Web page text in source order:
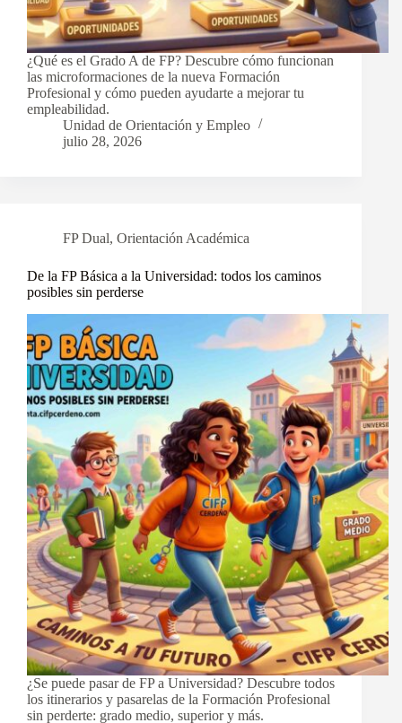
¿Qué es el Grado A de FP? Descubre cómo funcionan
las microformaciones de la nueva Formación
Profesional y cómo pueden ayudarte a mejorar tu
empleabilidad.
Unidad de Orientación y Empleo
julio 28, 2026
FP Dual, Orientación Académica
De la FP Básica a la Universidad: todos los caminos
posibles sin perderse
¿Se puede pasar de FP a Universidad? Descubre todos
los itinerarios y pasarelas de la Formación Profesional
sin perderte: grado medio, superior y más.